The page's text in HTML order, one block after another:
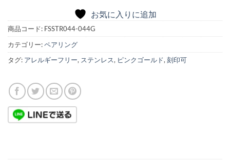
お気に入りに追加
商品コード: FSSTR044-044G
カテゴリー:ペアリング
タグ: アレルギーフリー, ステンレス, ピンクゴールド,刻印可